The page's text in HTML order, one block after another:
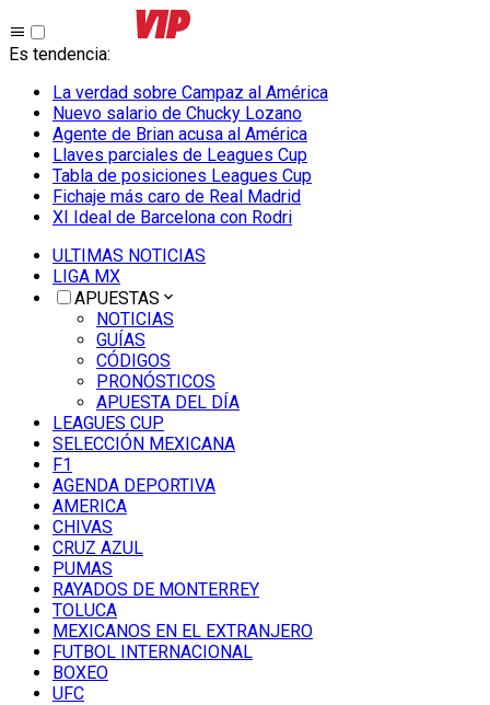
Es tendencia:
La verdad sobre Campaz al América
Nuevo salario de Chucky Lozano
Agente de Brian acusa al América
Llaves parciales de Leagues Cup
Tabla de posiciones Leagues Cup
Fichaje más caro de Real Madrid
XI Ideal de Barcelona con Rodri
ULTIMAS NOTICIAS
LIGA MX
APUESTAS
NOTICIAS
GUÍAS
CÓDIGOS
PRONÓSTICOS
APUESTA DEL DÍA
LEAGUES CUP
SELECCIÓN MEXICANA
F1
AGENDA DEPORTIVA
AMERICA
CHIVAS
CRUZ AZUL
PUMAS
RAYADOS DE MONTERREY
TOLUCA
MEXICANOS EN EL EXTRANJERO
FUTBOL INTERNACIONAL
BOXEO
UFC